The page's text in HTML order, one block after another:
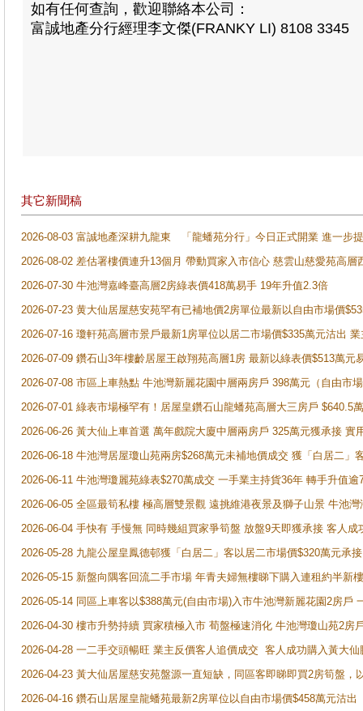
如有任何查詢，歡迎聯絡本公司：
富誠地產分行經理李文傑(FRANKY LI) 8108 3345
其它新聞稿
2026-08-03 富誠地產深耕九龍東 「龍蟠苑分行」今日正式開業 進一步
2026-08-02 差估署樓價連升13個月 帶動買家入市信心 慈雲山慈愛苑高層
2026-07-30 牛池灣嘉峰臺高層2房綠表價418萬易手 19年升值2.3倍
2026-07-23 黄大仙居屋慈安苑罕有已補地價2房單位最新以自由市場價
2026-07-16 瓊軒苑高層市景戶最新1房單位以居二市場價$335萬元沽出
2026-07-09 鑽石山3年樓齡居屋王啟翔苑高層1房 最新以綠表價$513萬元
2026-07-08 市區上車熱點 牛池灣新麗花園中層兩房戶 398萬元（自由市
2026-07-01 綠表市場極罕有！居屋皇鑽石山龍蟠苑高層大三房戶
2026-06-26 黃大仙上車首選 萬年戲院大廈中層兩房戶 325萬元獲承接 實
2026-06-18 牛池灣居屋瓊山苑兩房$268萬元未補地價成交 獲「白居二」
2026-06-11 牛池灣瓊麗苑綠表$270萬成交 一手業主持貨36年 轉手升值逾
2026-06-05 全區最筍私樓 極高層雙景觀 遠挑維港夜景及獅子山景 牛池
2026-06-04 手快有 手慢無 同時幾組買家爭筍盤 放盤9天即獲承接 客人
2026-05-28 九龍公屋皇鳳德邨獲「白居二」客以居二市場價$320萬元承接
2026-05-15 新盤向隅客回流二手市場 年青夫婦無樓睇下購入連租約半新
2026-05-14 同區上車客以$388萬元(自由市場)入市牛池灣新麗花園2房戶
2026-04-30 樓市升勢持續 買家積極入市 荀盤極速消化 牛池灣瓊山苑2房
2026-04-28 一二手交頭暢旺 業主反價客人追價成交 客人成功購入黃大
2026-04-23 黃大仙居屋慈安苑盤源一直短缺，同區客即睇即買2房筍盤，
2026-04-16 鑽石山居屋皇龍蟠苑最新2房單位以自由市場價$458萬元沽出